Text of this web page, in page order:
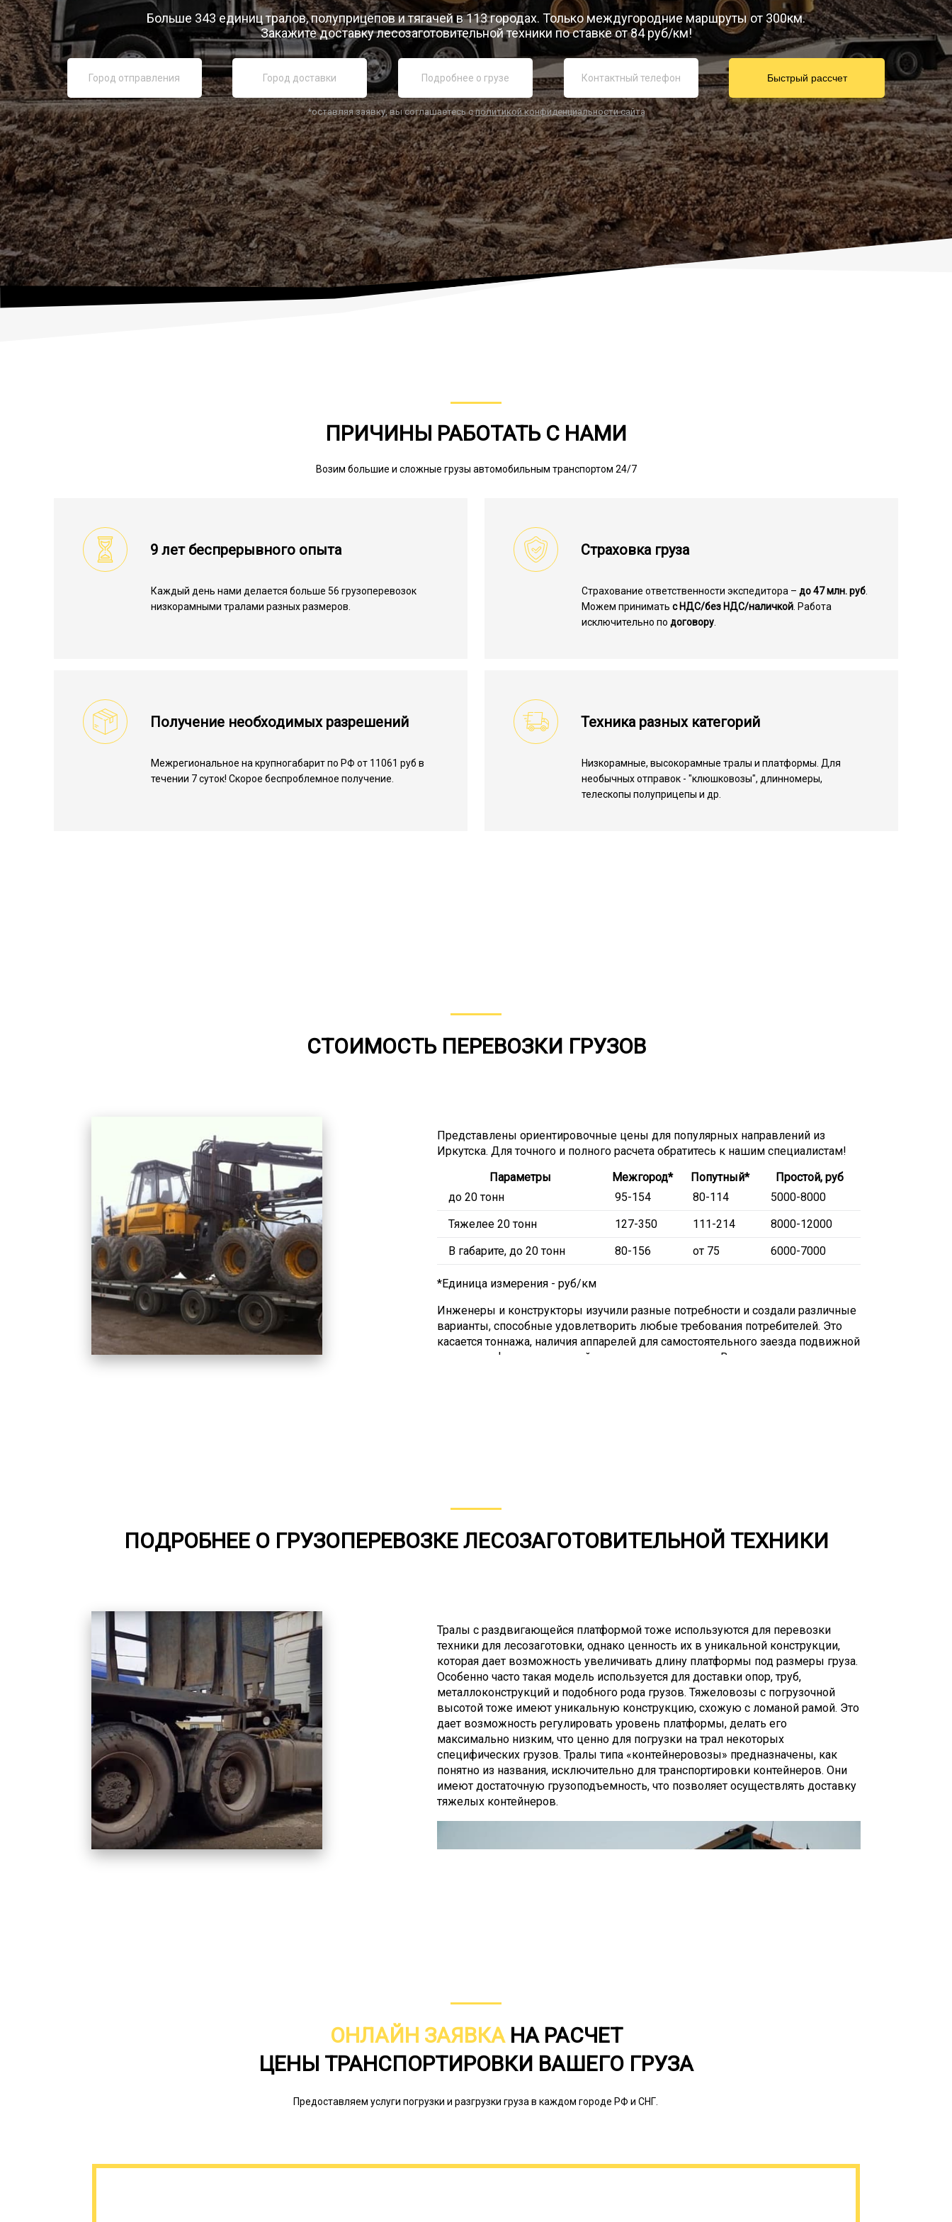
Больше 343 единиц тралов, полуприцепов и тягачей в 113 городах. Только междугородние маршруты от 300км.
Закажите доставку лесозаготовительной техники по ставке от 84 руб/км!
*оставляя заявку, вы соглашаетесь сполитикой конфиденциальности сайта
ПРИЧИНЫ РАБОТАТЬ С НАМИ
Возим большие и сложные грузы автомобильным транспортом 24/7
9 лет беспрерывного опыта
Каждый день нами делается больше 56 грузоперевозок
низкорамными тралами разных размеров.
Страховка груза
Страхование ответственности экспедитора –до 47 млн. руб
Можем приниматьс НДС/без НДС/наличкой . Работа
исключительно подоговору
Получение необходимых разрешений
Межрегиональное на крупногабарит по РФ от 11061 руб в
течении 7 суток! Скорое беспроблемное получение.
Техника разных категорий
Низкорамные, высокорамные тралы и платформы. Для
необычных отправок - "клюшковозы", длинномеры,
телескопы полуприцепы и др.
СТОИМОСТЬ ПЕРЕВОЗКИ ГРУЗОВ
Представлены ориентировочные цены для популярных направлений из
Иркутска. Для точного и полного расчета обратитесь к нашим специалистам!
Параметры
Межгород* Попутный*
Простой, руб
до 20 тонн
95-154 80-114
5000-8000
Тяжелее 20 тонн
127-350 111-214
8000-12000
В габарите, до 20 тонн
80-156 от 75 6000-7000
*Единица измерения - руб/км
Инженеры и конструкторы изучили разные потребности и создали различные
варианты, способные удовлетворить любые требования потребителей. Это
касается тоннажа, наличия аппарелей для самостоятельного заезда подвижной
техники, лафетов, оснований, систем крепления и тд. В нашем автопарке есть
крепежами.
ПОДРОБНЕЕ О ГРУЗОПЕРЕВОЗКЕ ЛЕСОЗАГОТОВИТЕЛЬНОЙ ТЕХНИКИ
Тралы с раздвигающейся платформой тоже используются для перевозки
техники для лесозаготовки, однако ценность их в уникальной конструкции,
которая дает возможность увеличивать длину платформы под размеры груза.
Особенно часто такая модель используется для доставки опор, труб,
металлоконструкций и подобного рода грузов. Тяжеловозы с погрузочной
высотой тоже имеют уникальную конструкцию, схожую с ломаной рамой. Это
дает возможность регулировать уровень платформы, делать его
максимально низким, что ценно для погрузки на трал некоторых
специфических грузов. Тралы типа «контейнеровозы» предназначены, как
понятно из названия, исключительно для транспортировки контейнеров. Они
имеют достаточную грузоподъемность, что позволяет осуществлять доставку
тяжелых контейнеров.
усиленная ходовая. Тралы с повышенной проходимостью для
ОНЛАЙН ЗАЯВКАНА РАСЧЕТ
ЦЕНЫ ТРАНСПОРТИРОВКИ ВАШЕГО ГРУЗА
Предоставляем услуги погрузки и разгрузки груза в каждом городе РФ и СНГ.